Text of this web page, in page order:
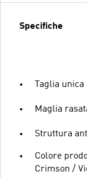
Specifiche
Taglia unica
Maglia
Struttura
Colore
Crimson /